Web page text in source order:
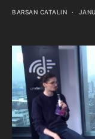
BARSAN CATALIN